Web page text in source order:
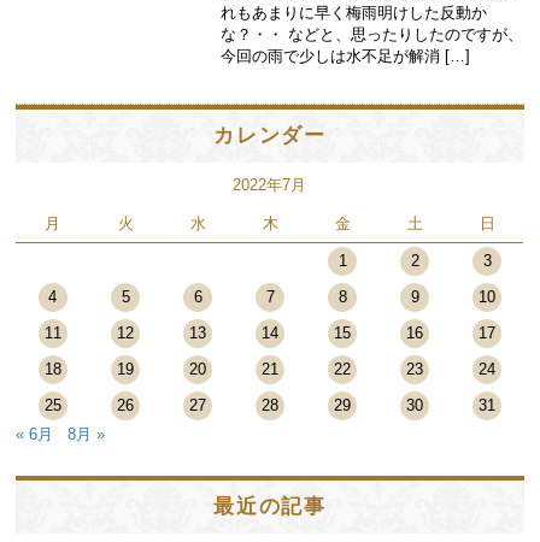
れもあまりに早く梅雨明けした反動か
な？・・ などと、思ったりしたのですが、
今回の雨で少しは水不足が解消 […]
カレンダー
2022年7月
月 火 水 木 金 土 日
1 2
3
4
5 6 7 8 9
10
11
12 13 14 15 16
17
18
19 20 21 22 23
24
25
26 27 28 29 30
31
« 6月
8月 »
最近の記事